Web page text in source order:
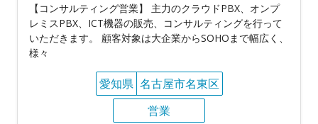
【コンサルティング営業】 主力のクラウドPBX、オンプ
レミスPBX、ICT機器の販売、コンサルティングを行って
いただきます。 顧客対象は大企業からSOHOまで幅広く、
様々
愛知県 名古屋市名東区
営業